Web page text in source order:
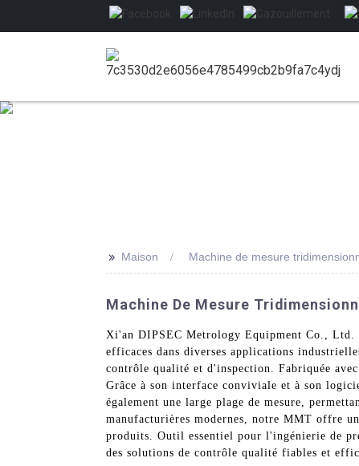
>> Maison Machine de mesure
Machine De Mesure
Xi'an DIPSEC Metrology Equipment Co., Ltd.
efficaces dans diverses applications
contrôle qualité et d'inspection. Fabriquée
Grâce à son interface conviviale et à son
également une large plage de mesure,
manufacturières modernes, notre MMT offre
produits. Outil essentiel pour l'ingénierie de
des solutions de contrôle qualité fiables et